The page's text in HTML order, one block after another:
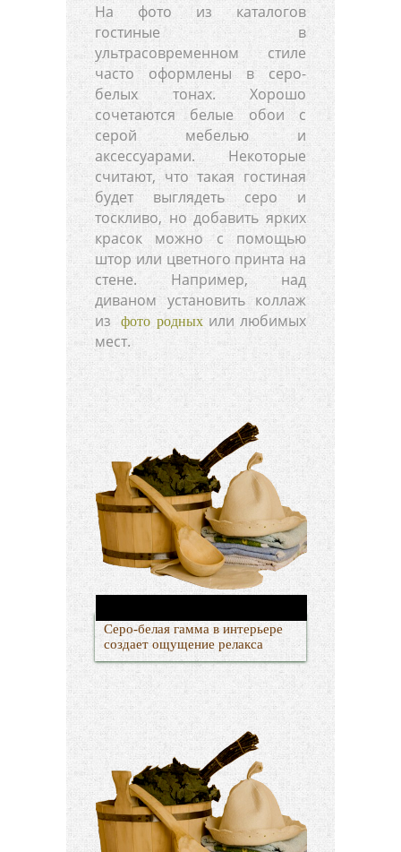
На фото из каталогов
гостиные в
ультрасовременном стиле
часто оформлены в серо-
белых тонах. Хорошо
сочетаются белые обои с
серой мебелью и
аксессуарами. Некоторые
считают, что такая гостиная
будет выглядеть серо и
тоскливо, но добавить ярких
красок можно с помощью
штор или цветного принта на
стене. Например, над
диваном установить коллаж
из
фото родныхили любимых
мест.
Серо-белая гамма в интерьере
создает ощущение релакса